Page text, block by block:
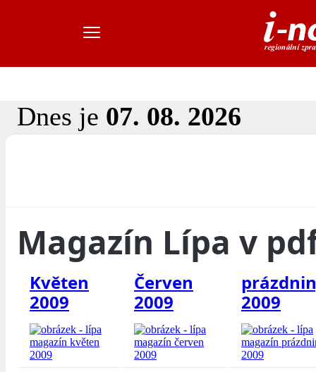
Dnes je 07. 08. 2026
Magazín Lípa v
Květen
2009
Červen
2009
2009